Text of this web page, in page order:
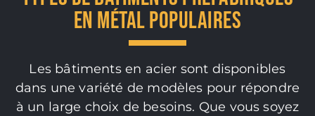
EN MÉTAL POPULAIRES
Les bâtiments en acier sont disponibles
dans une variété de modèles pour répondre
à un large choix de besoins. Que vous soyez